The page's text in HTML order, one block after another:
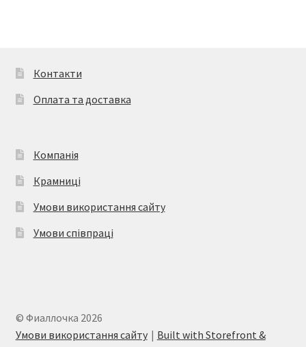
Контакти
Оплата та доставка
Компанія
Крамниці
Умови використання сайту
Умови співпраці
© Фиаллочка 2026
Умови використання сайту
Built with Storefront &